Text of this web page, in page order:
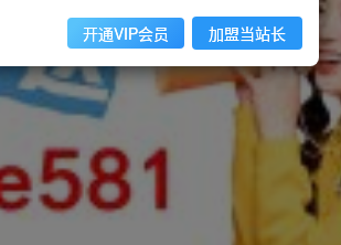
开通VIP会员 加盟当站长